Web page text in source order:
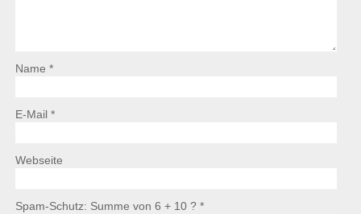
Name *
E-Mail *
Webseite
Spam-Schutz: Summe von 6 + 10 ? *